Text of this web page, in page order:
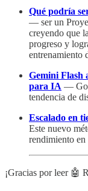
Qué podría
— ser un
creyendo que
progreso y
entrenamiento
Gemini Flash
para IA —
tendencia de
Escalado en
Este nuevo
rendimiento
¡Gracias por leer 🤖